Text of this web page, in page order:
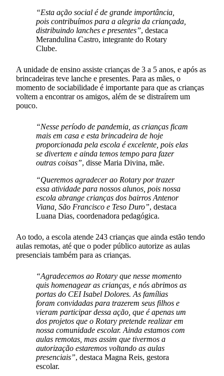
“Esta ação social é de grande importância,
pois contribuímos para a alegria da criançada,
distribuindo lanches e presentes”, destaca
Merandulina Castro, integrante do Rotary
Clube.
A unidade de ensino assiste crianças de 3 a 5 anos, e após as
brincadeiras teve lanche e presentes. Para as mães, o
momento de sociabilidade é importante para que as crianças
voltem a encontrar os amigos, além de se distraírem um
pouco.
“Nesse período de pandemia, as crianças ficam
mais em casa e esta brincadeira de hoje
proporcionada pela escola é excelente, pois elas
se divertem e ainda temos tempo para fazer
outras coisas”, disse Maria Divina, mãe.
“Queremos agradecer ao Rotary por trazer
essa atividade para nossos alunos, pois nossa
escola abrange crianças dos bairros Antenor
Viana, São Francisco e Teso Duro”, destaca
Luana Dias, coordenadora pedagógica.
Ao todo, a escola atende 243 crianças que ainda estão tendo
aulas remotas, até que o poder público autorize as aulas
presenciais também para as crianças.
“Agradecemos ao Rotary que nesse momento
quis homenagear as crianças, e nós abrimos as
portas do CEI Isabel Dolores. As famílias
foram convidadas para trazerem seus filhos e
vieram participar dessa ação, que é apenas um
dos projetos que o Rotary pretende realizar em
nossa comunidade escolar. Ainda estamos com
aulas remotas, mas assim que tivermos a
autorização estaremos voltando as aulas
presenciais”, destaca Magna Reis, gestora
escolar.